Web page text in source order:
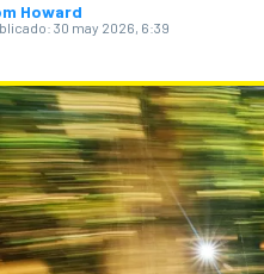
Howard
30 may 2026, 6:39